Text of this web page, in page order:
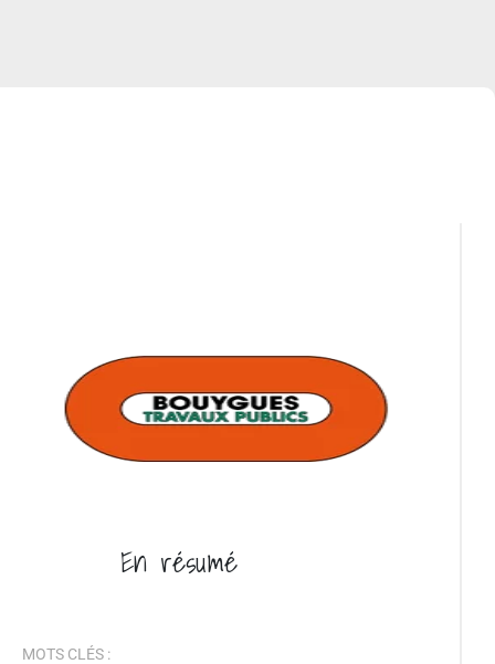
En résumé
MOTS CLÉS :